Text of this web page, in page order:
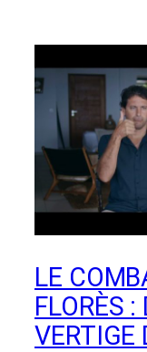
LE
FLORÈS
VERTIGE